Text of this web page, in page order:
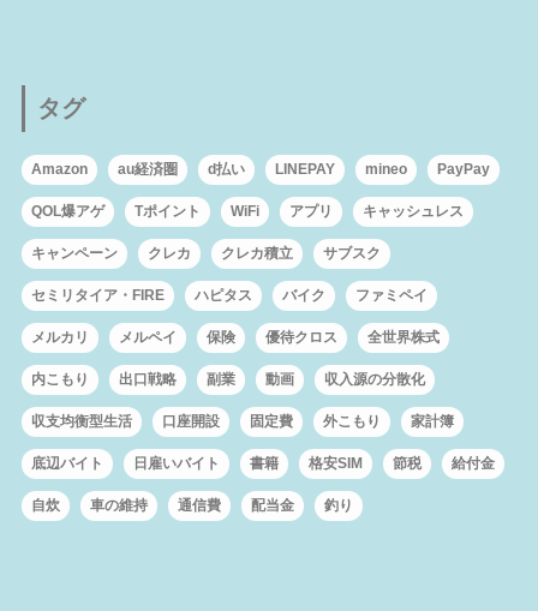
タグ
Amazon au経済圏 d払い LINEPAY mineo PayPay
QOL爆アゲ Tポイント WiFi アプリ キャッシュレス
キャンペーン クレカ クレカ積立 サブスク
セミリタイア・FIRE ハピタス バイク ファミペイ
メルカリ メルペイ 保険 優待クロス 全世界株式
内こもり 出口戦略 副業 動画 収入源の分散化
収支均衡型生活 口座開設 固定費 外こもり 家計簿
底辺バイト 日雇いバイト 書籍 格安SIM 節税 給付金
自炊 車の維持 通信費 配当金 釣り